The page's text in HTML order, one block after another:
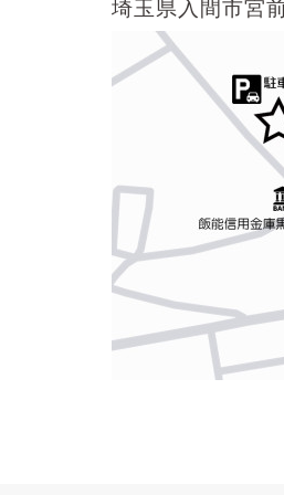
埼玉県入間市宮